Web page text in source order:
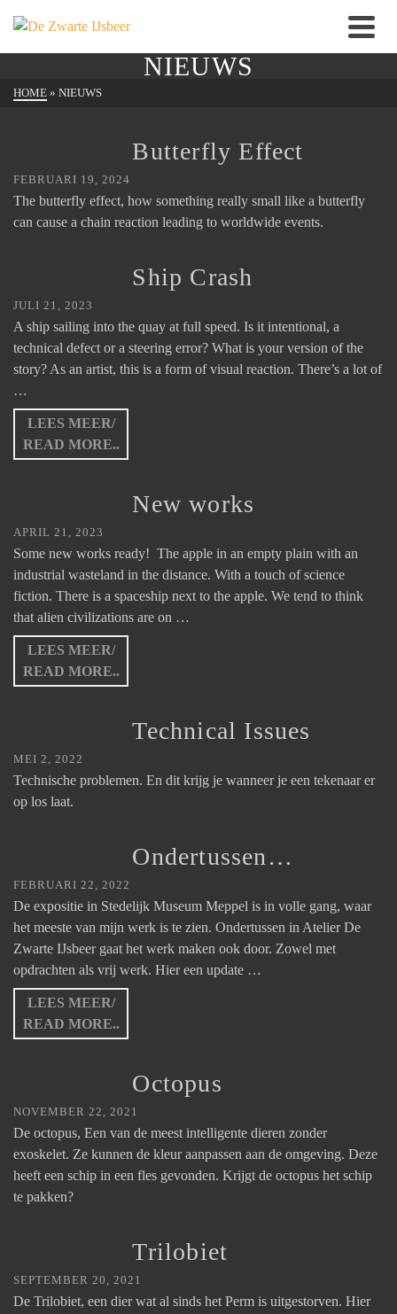
NIEUWS
HOME » NIEUWS
Butterfly Effect
FEBRUARI 19, 2024
The butterfly effect, how something really small like a butterfly
can cause a chain reaction leading to worldwide events.
Ship Crash
JULI 21, 2023
A ship sailing into the quay at full speed. Is it intentional, a
technical defect or a steering error? What is your version of the
story? As an artist, this is a form of visual reaction. There’s a lot of
…
LEES MEER/
READ MORE..
New works
APRIL 21, 2023
Some new works ready! The apple in an empty plain with an
industrial wasteland in the distance. With a touch of science
fiction. There is a spaceship next to the apple. We tend to think
that alien civilizations are on …
LEES MEER/
READ MORE..
Technical Issues
MEI 2, 2022
Technische problemen. En dit krijg je wanneer je een tekenaar er
op los laat.
Ondertussen…
FEBRUARI 22, 2022
De expositie in Stedelijk Museum Meppel is in volle gang, waar
het meeste van mijn werk is te zien. Ondertussen in Atelier De
Zwarte IJsbeer gaat het werk maken ook door. Zowel met
opdrachten als vrij werk. Hier een update …
LEES MEER/
READ MORE..
Octopus
NOVEMBER 22, 2021
De octopus, Een van de meest intelligente dieren zonder
exoskelet. Ze kunnen de kleur aanpassen aan de omgeving. Deze
heeft een schip in een fles gevonden. Krijgt de octopus het schip
te pakken?
Trilobiet
SEPTEMBER 20, 2021
De Trilobiet, een dier wat al sinds het Perm is uitgestorven. Hier